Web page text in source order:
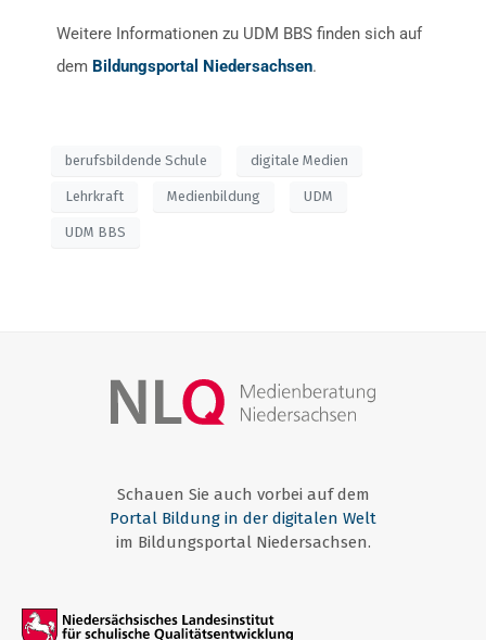
Weitere Informationen zu UDM BBS finden sich auf
dem Bildungsportal Niedersachsen.
berufsbildende Schule digitale Medien
Lehrkraft Medienbildung UDM
UDM BBS
Schauen Sie auch vorbei auf dem
Portal Bildung in der digitalen Welt
im Bildungsportal Niedersachsen.